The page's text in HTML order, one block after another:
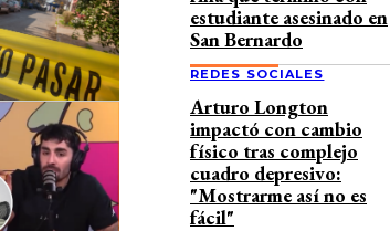
estudiante asesinado en
San Bernardo
REDES SOCIALES
Arturo Longton
impactó con cambio
físico tras complejo
cuadro depresivo:
"Mostrarme así no es
fácil"